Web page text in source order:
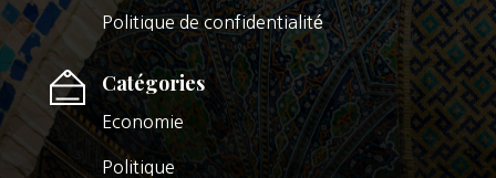
Politique de confidentialité
Catégories
Economie
Politique